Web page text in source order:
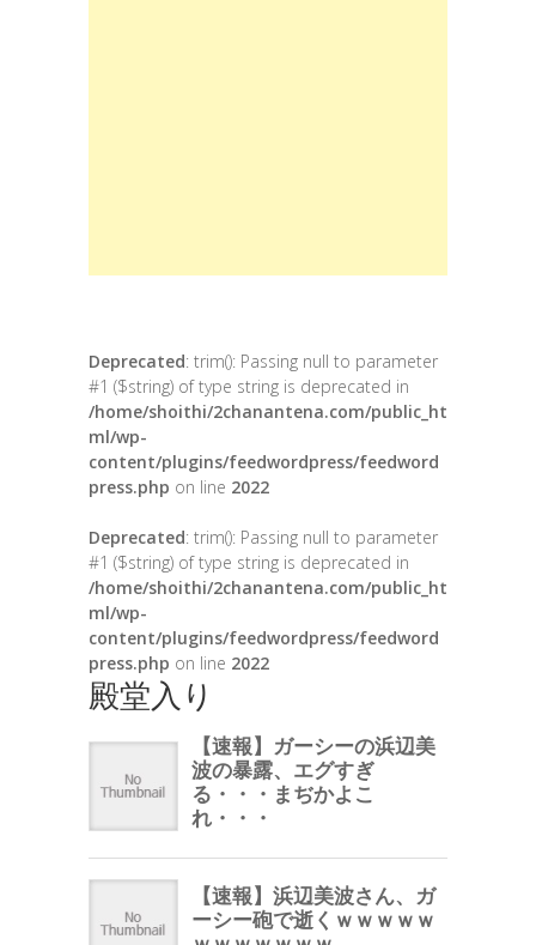
Deprecated: trim(): Passing null to parameter
#1 ($string) of type string is deprecated in
/home/shoithi/2chanantena.com/public_ht
ml/wp-
content/plugins/feedwordpress/feedword
press.php on line 2022
Deprecated: trim(): Passing null to parameter
#1 ($string) of type string is deprecated in
/home/shoithi/2chanantena.com/public_ht
ml/wp-
content/plugins/feedwordpress/feedword
press.php on line 2022
殿堂入り